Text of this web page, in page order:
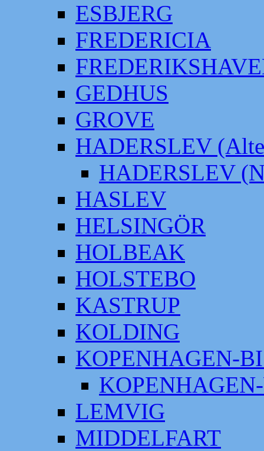
ESBJERG
FREDERICIA
GEDHUS
GROVE
HADERSLEV
HADERSLEV
HASLEV
HELSINGÖR
HOLBEAK
HOLSTEBO
KASTRUP
KOLDING
KOPENHAGEN-
LEMVIG
MIDDELFART